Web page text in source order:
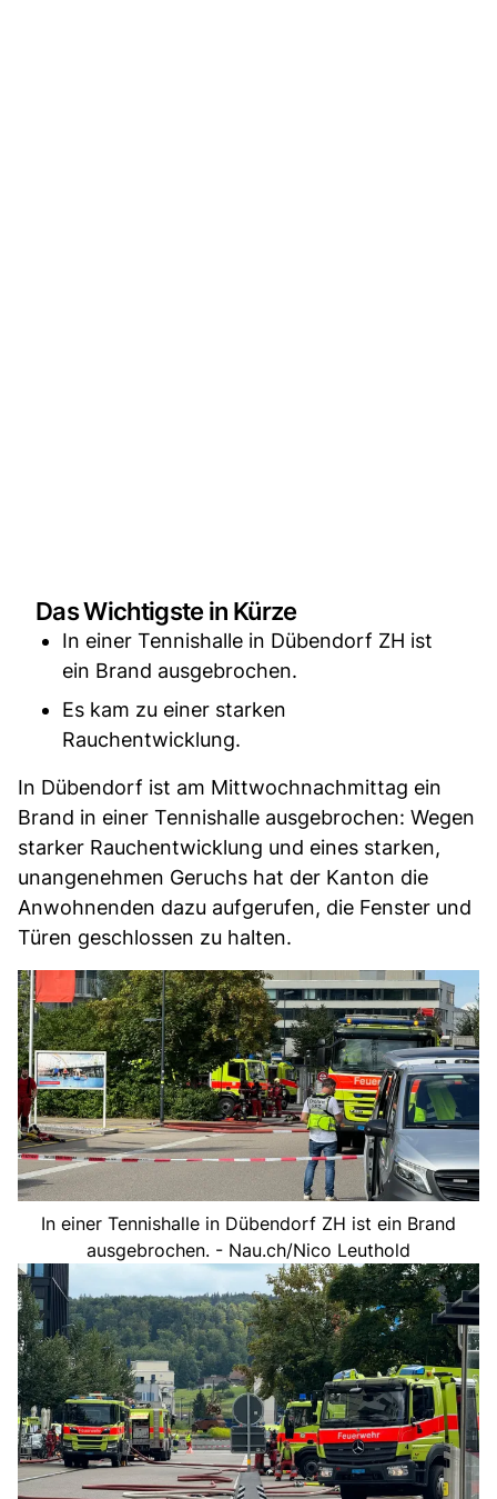
Das Wichtigste in Kürze
In einer Tennishalle in Dübendorf ZH ist
ein Brand ausgebrochen.
Es kam zu einer starken
Rauchentwicklung.
In Dübendorf ist am Mittwochnachmittag ein
Brand in einer Tennishalle ausgebrochen: Wegen
starker Rauchentwicklung und eines starken,
unangenehmen Geruchs hat der Kanton die
Anwohnenden dazu aufgerufen, die Fenster und
Türen geschlossen zu halten.
In einer Tennishalle in Dübendorf ZH ist ein Brand
ausgebrochen. - Nau.ch/Nico Leuthold